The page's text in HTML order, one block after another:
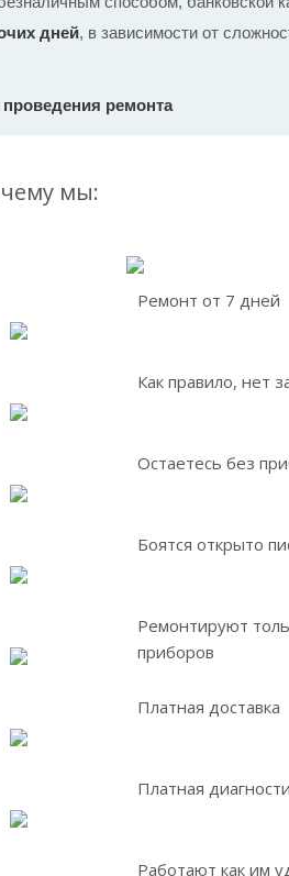
дней, в зависимости от
ремонта
мы:
Ремонт от 7 дней
Как правило, нет
Остаетесь без
Боятся открыто
Ремонтируют
приборов
Платная доставка
Платная
Работают как им